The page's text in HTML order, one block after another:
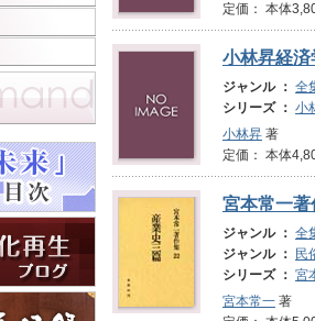
定価： 本体
小林昇経
ジャンル ： 全
シリーズ ： 小
小林昇 著
定価： 本体
宮本常一
ジャンル ： 全
ジャンル ：
民
シリーズ ： 宮
宮本常一 著